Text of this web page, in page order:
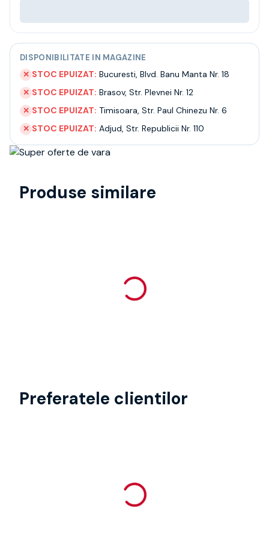
DISPONIBILITATE IN MAGAZINE
✕ STOC EPUIZAT: Bucuresti, Blvd. Banu Manta Nr. 18
✕ STOC EPUIZAT: Brasov, Str. Plevnei Nr. 12
✕ STOC EPUIZAT: Timisoara, Str. Paul Chinezu Nr. 6
✕ STOC EPUIZAT: Adjud, Str. Republicii Nr. 110
Produse similare
Preferatele clientilor